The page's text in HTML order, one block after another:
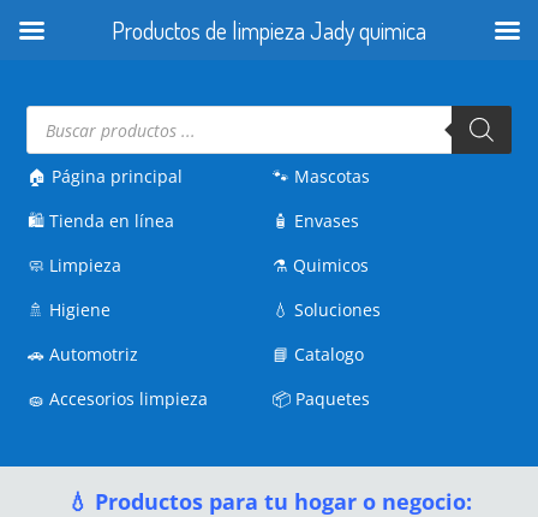
Búsqueda
productos
🏠 Página principal
🛍️Tienda en línea
🧼 Limpieza
🚿 Higiene
🚗Automotriz
🧽Accesorios limpieza
🐾 Mascotas
🧴 Envases
⚗️Quimicos
💧Soluciones
📘Catalogo
📦 Paquetes
💧 Productos para tu hogar o negocio:
Productos de limpieza Jady quimica